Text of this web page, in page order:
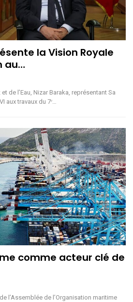
la Vision Royale
au…
de l’Eau, Nizar Baraka, représentant Sa
aux travaux du 7ᵉ…
comme acteur clé de
l’Assemblée de l’Organisation maritime